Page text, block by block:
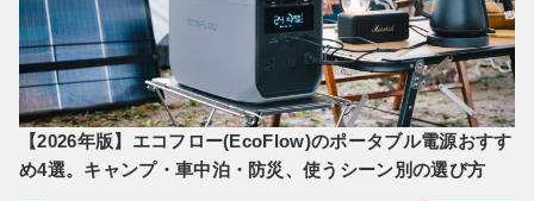
【2026年版】エコフロー(EcoFlow)のポータブル電源おすす
め4選。キャンプ・車中泊・防災、使うシーン別の選び方